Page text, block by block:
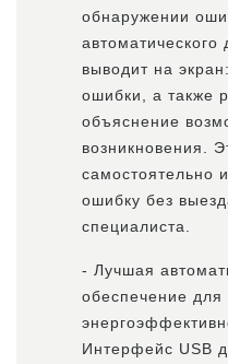
обнаружении
автоматического
выводит на
ошибки, а также
объяснение
возникновения.
самостоятельно
ошибку без
специалиста.
- Лучшая
обеспечение
Интерфейс USB